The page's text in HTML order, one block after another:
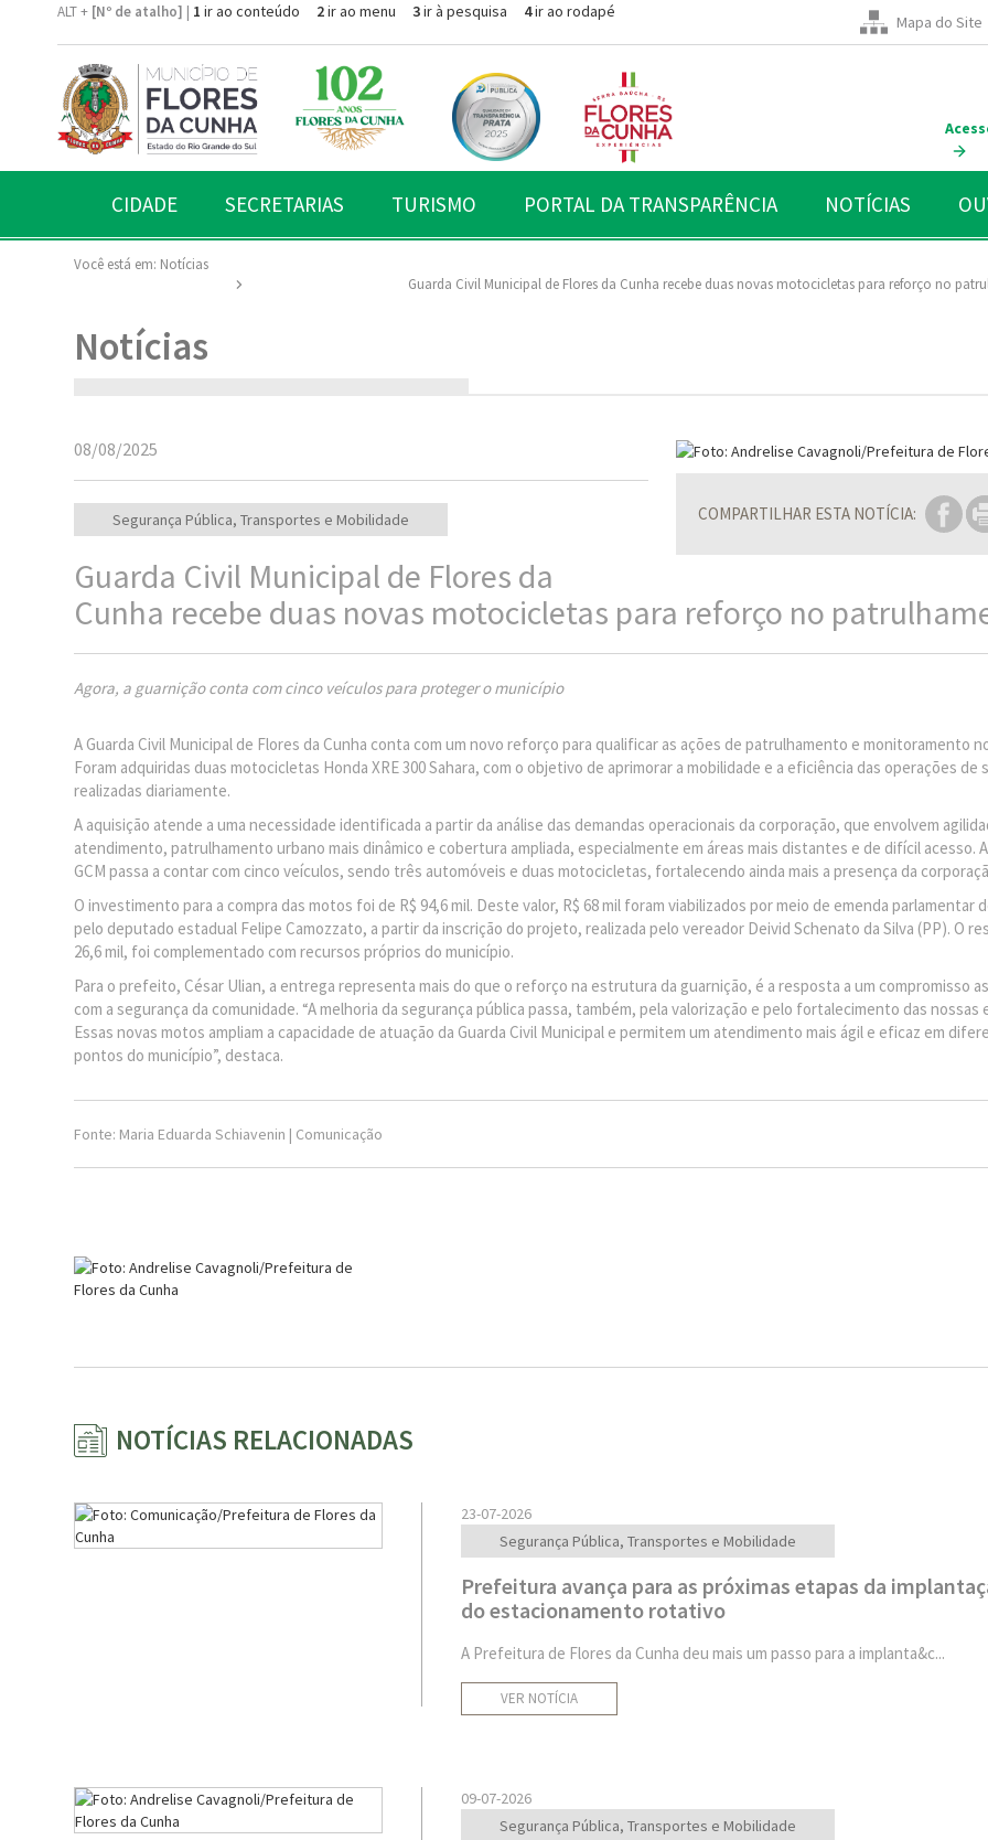
ALT + [Nº de atalho] | 1 ir ao conteúdo 2ir ao menu 3ir à pesquisa 4ir ao rodapé
Mapa do Site
CIDADE SECRETARIAS TURISMO PORTAL DA TRANSPARÊNCIA NOTÍCIAS
Você está em: Notícias
Guarda Civil Municipal de Flores da Cunha recebe duas novas motocicletas para reforço no
Notícias
COMPARTILHAR ESTA NOTÍCIA:
08/08/2025
Segurança Pública, Transportes e Mobilidade
Guarda Civil Municipal de Flores da
Cunha recebe duas novas motocicletas para reforço no
Agora, a guarnição conta com cinco veículos para proteger o município
A Guarda Civil Municipal de Flores da Cunha conta com um novo reforço para qualificar as ações de patrulhamento e monitoramento
Foram adquiridas duas motocicletas Honda XRE 300 Sahara, com o objetivo de aprimorar a mobilidade e a eficiência das operações de
realizadas diariamente.
A aquisição atende a uma necessidade identificada a partir da análise das demandas operacionais da corporação, que envolvem
atendimento, patrulhamento urbano mais dinâmico e cobertura ampliada, especialmente em áreas mais distantes e de difícil acesso.
GCM passa a contar com cinco veículos, sendo três automóveis e duas motocicletas, fortalecendo ainda mais a presença da
O investimento para a compra das motos foi de R$ 94,6 mil. Deste valor, R$ 68 mil foram viabilizados por meio de emenda parlamentar
pelo deputado estadual Felipe Camozzato, a partir da inscrição do projeto, realizada pelo vereador Deivid Schenato da Silva (PP). O
26,6 mil, foi complementado com recursos próprios do município.
Para o prefeito, César Ulian, a entrega representa mais do que o reforço na estrutura da guarnição, é a resposta a um compromisso
com a segurança da comunidade. “A melhoria da segurança pública passa, também, pela valorização e pelo fortalecimento das nossas
Essas novas motos ampliam a capacidade de atuação da Guarda Civil Municipal e permitem um atendimento mais ágil e eficaz em
pontos do município”, destaca.
Fonte: Maria Eduarda Schiavenin | Comunicação
NOTÍCIAS RELACIONADAS
23-07-2026
Segurança Pública, Transportes e Mobilidade
Prefeitura avança para as próximas etapas da
do estacionamento rotativo
A Prefeitura de Flores da Cunha deu mais um passo para a implanta&c...
VER NOTÍCIA
09-07-2026
Segurança Pública, Transportes e Mobilidade